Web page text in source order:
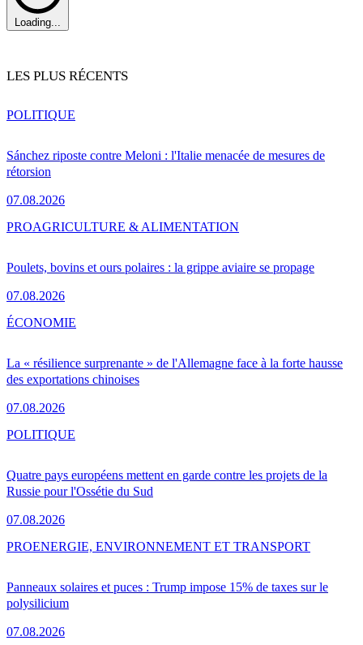
Loading...
LES PLUS RÉCENTS
Sánchez riposte contre Meloni : l'Italie menacée de mesures de
rétorsion
07.08.2026
POLITIQUE
Poulets, bovins et ours polaires : la grippe aviaire se propage
07.08.2026
PROAGRICULTURE & ALIMENTATION
La « résilience surprenante » de l'Allemagne face à la forte hausse
des exportations chinoises
07.08.2026
ÉCONOMIE
Quatre pays européens mettent en garde contre les projets de la
Russie pour l'Ossétie du Sud
07.08.2026
POLITIQUE
Panneaux solaires et puces : Trump impose 15% de taxes sur le
polysilicium
07.08.2026
PROENERGIE, ENVIRONNEMENT ET TRANSPORT